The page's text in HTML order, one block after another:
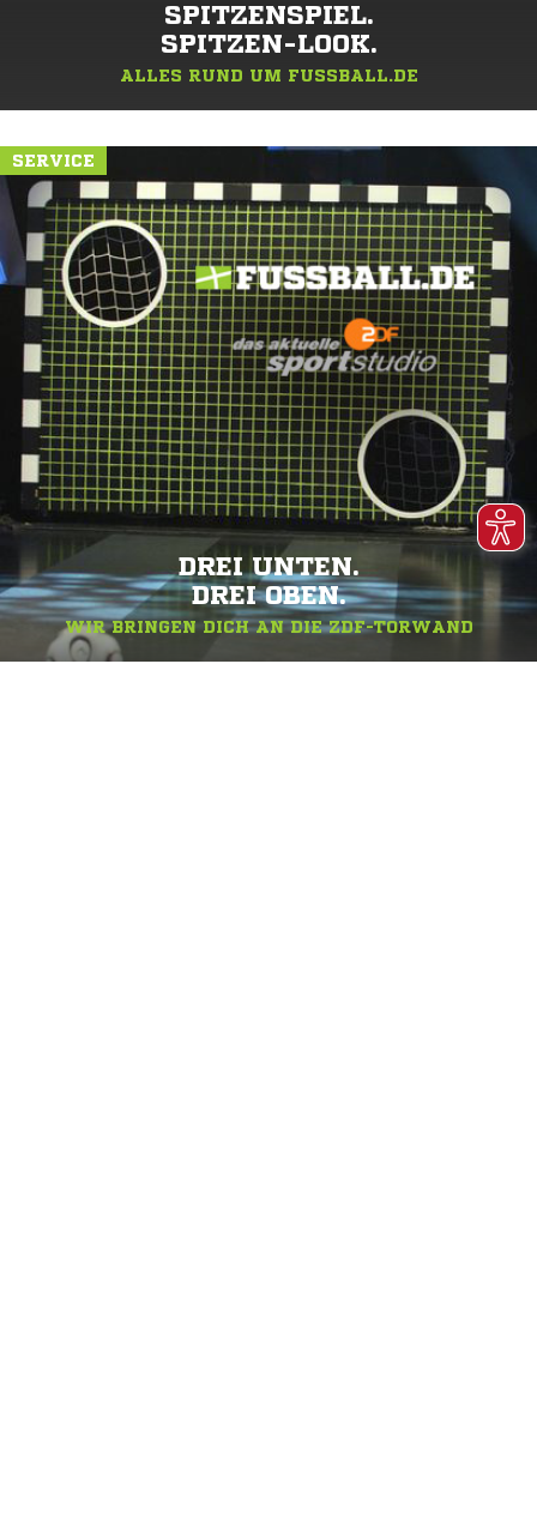
SPITZENSPIEL.
SPITZEN-LOOK.
ALLES RUND UM FUSSBALL.DE
SERVICE
DREI UNTEN.
DREI OBEN.
WIR BRINGEN DICH AN DIE ZDF-TORWAND